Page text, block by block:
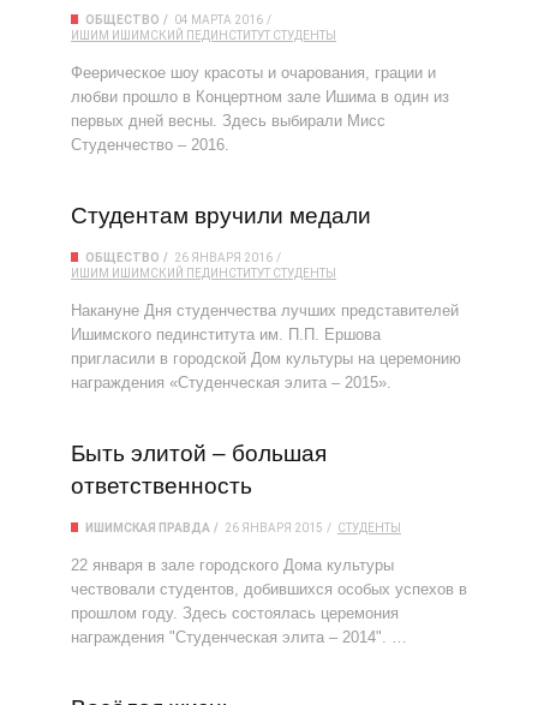
ОБЩЕСТВО
04 МАРТА 2016
ИШИМ ИШИМСКИЙ ПЕДИНСТИТУТ СТУДЕНТЫ
Феерическое шоу красоты и очарования, грации и
любви прошло в Концертном зале Ишима в один из
первых дней весны. Здесь выбирали Мисс
Студенчество – 2016.
Студентам вручили медали
ОБЩЕСТВО
26 ЯНВАРЯ 2016
ИШИМ ИШИМСКИЙ ПЕДИНСТИТУТ СТУДЕНТЫ
Накануне Дня студенчества лучших представителей
Ишимского пединститута им. П.П. Ершова
пригласили в городской Дом культуры на церемонию
награждения «Студенческая элита – 2015».
Быть элитой – большая
ответственность
ИШИМСКАЯ ПРАВДА 26 ЯНВАРЯ 2015 СТУДЕНТЫ
22 января в зале городского Дома культуры
чествовали студентов, добившихся особых успехов в
прошлом году. Здесь состоялась церемония
награждения "Студенческая элита – 2014". …